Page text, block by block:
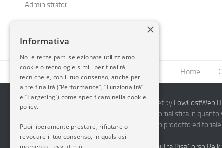
Administrator
Home
2014-2026 AvioBlog - Creazione Siti Internet by
Questo blog non rappresenta una testata giornalistica in
periodicità. Non può pertanto considerarsi un prodotto
7.03.2001.Disclaimer Completo
×
Informativa
Noi e terze parti selezionate utilizziamo
cookie o tecnologie simili per finalità
tecniche e, con il tuo consenso, anche per
altre finalità (“Performance”, “Funzionalità”
e “Targeting”) come specificato nella cookie
policy.
Puoi liberamente prestare, rifiutare o
revocare il tuo consenso, in qualsiasi
momento. Leggi di più